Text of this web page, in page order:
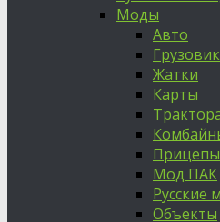
Моды
Авто
Жатки
Карты
Прицепы
Мод ПАК
Русские
Объекты